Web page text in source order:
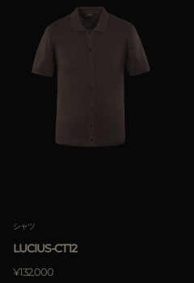
シャツ
LUCIUS-CT12
¥132.000